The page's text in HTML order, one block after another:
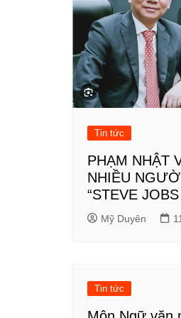
Tin tức
PHẠM NHẬT
NHIỀU
“STEVE
Mỹ Duyên
Tin tức